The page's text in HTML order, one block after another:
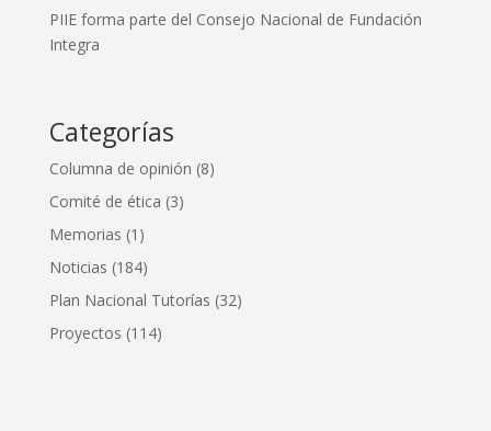
PIIE forma parte del Consejo Nacional de Fundación
Integra
Categorías
Columna de opinión (8)
Comité de ética (3)
Memorias (1)
Noticias (184)
Plan Nacional Tutorías (32)
Proyectos (114)